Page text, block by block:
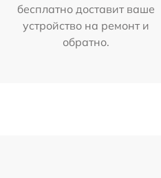
бесплатно доставит ваше
устройство на ремонт и
обратно.